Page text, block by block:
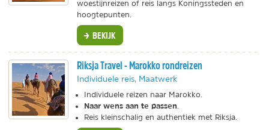
woestijnreizen of reis langs Koningssteden en
hoogtepunten.
BEKIJK
Riksja Travel - Marokko rondreizen
Individuele reis, Maatwerk
Individuele reizen naar Marokko.
Naar wens aan te passen
Reis kleinschalig en authentiek met Riksja.